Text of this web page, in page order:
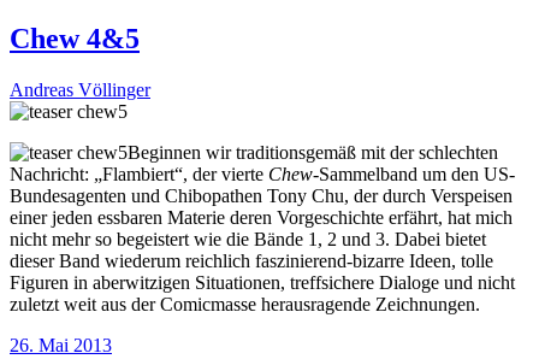
Chew 4&5
Andreas Völlinger
Beginnen wir traditionsgemäß mit der schlechten
Nachricht: „Flambiert“, der vierte Chew-Sammelband um den US-
Bundesagenten und Chibopathen Tony Chu, der durch Verspeisen
einer jeden essbaren Materie deren Vorgeschichte erfährt, hat mich
nicht mehr so begeistert wie die Bände 1, 2 und 3. Dabei bietet
dieser Band wiederum reichlich faszinierend-bizarre Ideen, tolle
Figuren in aberwitzigen Situationen, treffsichere Dialoge und nicht
zuletzt weit aus der Comicmasse herausragende Zeichnungen.
26. Mai 2013